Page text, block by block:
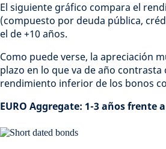
El siguiente gráfico compara el
(compuesto por deuda pública,
el de +10 años.
Como puede verse, la apreciación
plazo en lo que va de año
rendimiento inferior de los bonos
EURO Aggregate: 1-3 años frente